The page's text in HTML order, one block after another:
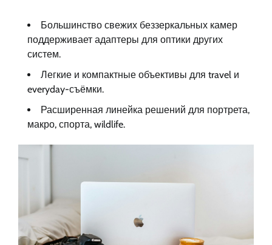
Большинство свежих беззеркальных камер
поддерживает адаптеры для оптики других
систем.
Легкие и компактные объективы для travel и
everyday-съёмки.
Расширенная линейка решений для портрета,
макро, спорта, wildlife.